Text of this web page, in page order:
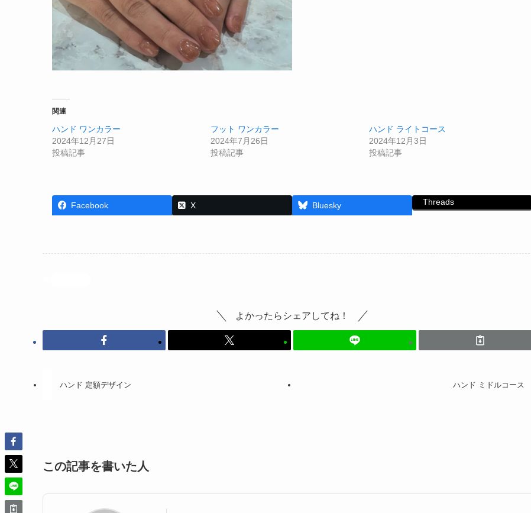
関連
ハンド ワンカラー
2024年12月27日
投稿記事
フット ワンカラー
2024年7月26日
投稿記事
ハンド ライトコース
2024年12月3日
投稿記事
Facebook X Bluesky Threads
よかったらシェアしてね！
ハンド 定額デザイン ハンド ミドルコース
この記事を書いた人